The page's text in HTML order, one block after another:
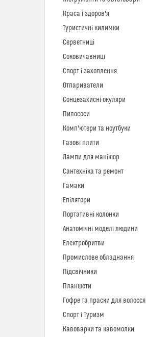
Краса і здоров'я
Туристичні килимки
Серветниці
Соковичавниці
Спорт і захоплення
Отпариватели
Сонцезахисні окуляри
Пилососи
Комп'ютери та ноутбуки
Газові плити
Лампи для манікюр
Сантехніка та ремонт
Гамаки
Епілятори
Портативні колонки
Анатомічні моделі людини
Електробритви
Промислове обладнання
Підсвічники
Планшети
Гофре та праски для волосся
Спорт і Туризм
Кавоварки та кавомолки